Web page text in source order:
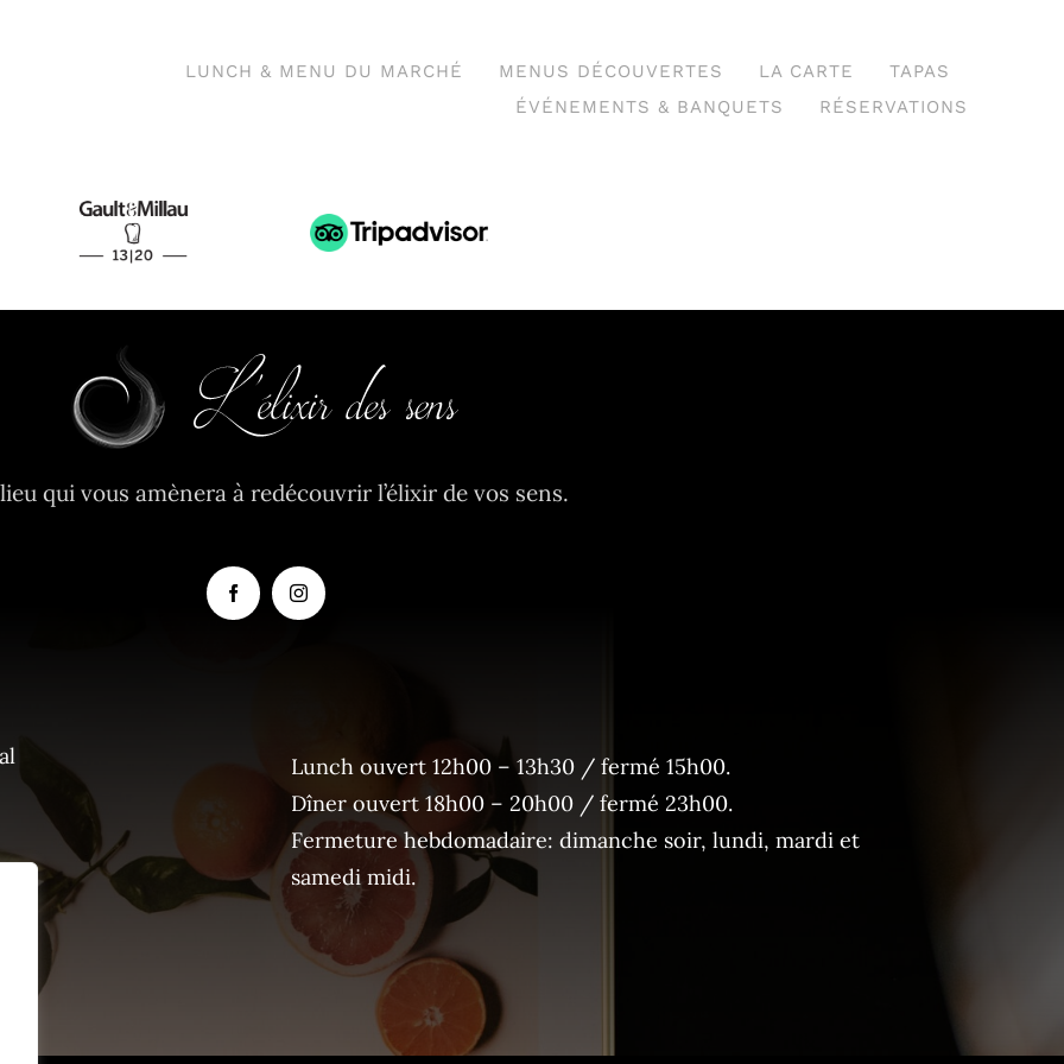
LUNCH & MENU DU MARCHÉ MENUS DÉCOUVERTES LA CARTE
TAPAS
ÉVÉNEMENTS & BANQUETS
RÉSERVATIONS
qui vous amènera à redécouvrir l’élixir de vos sens.
Lunch ouvert 12h00 – 13h30 / fermé 15h00.
Dîner ouvert 18h00 – 20h00 / fermé 23h00.
Fermeture hebdomadaire: dimanche soir, lundi, mardi et
samedi midi.